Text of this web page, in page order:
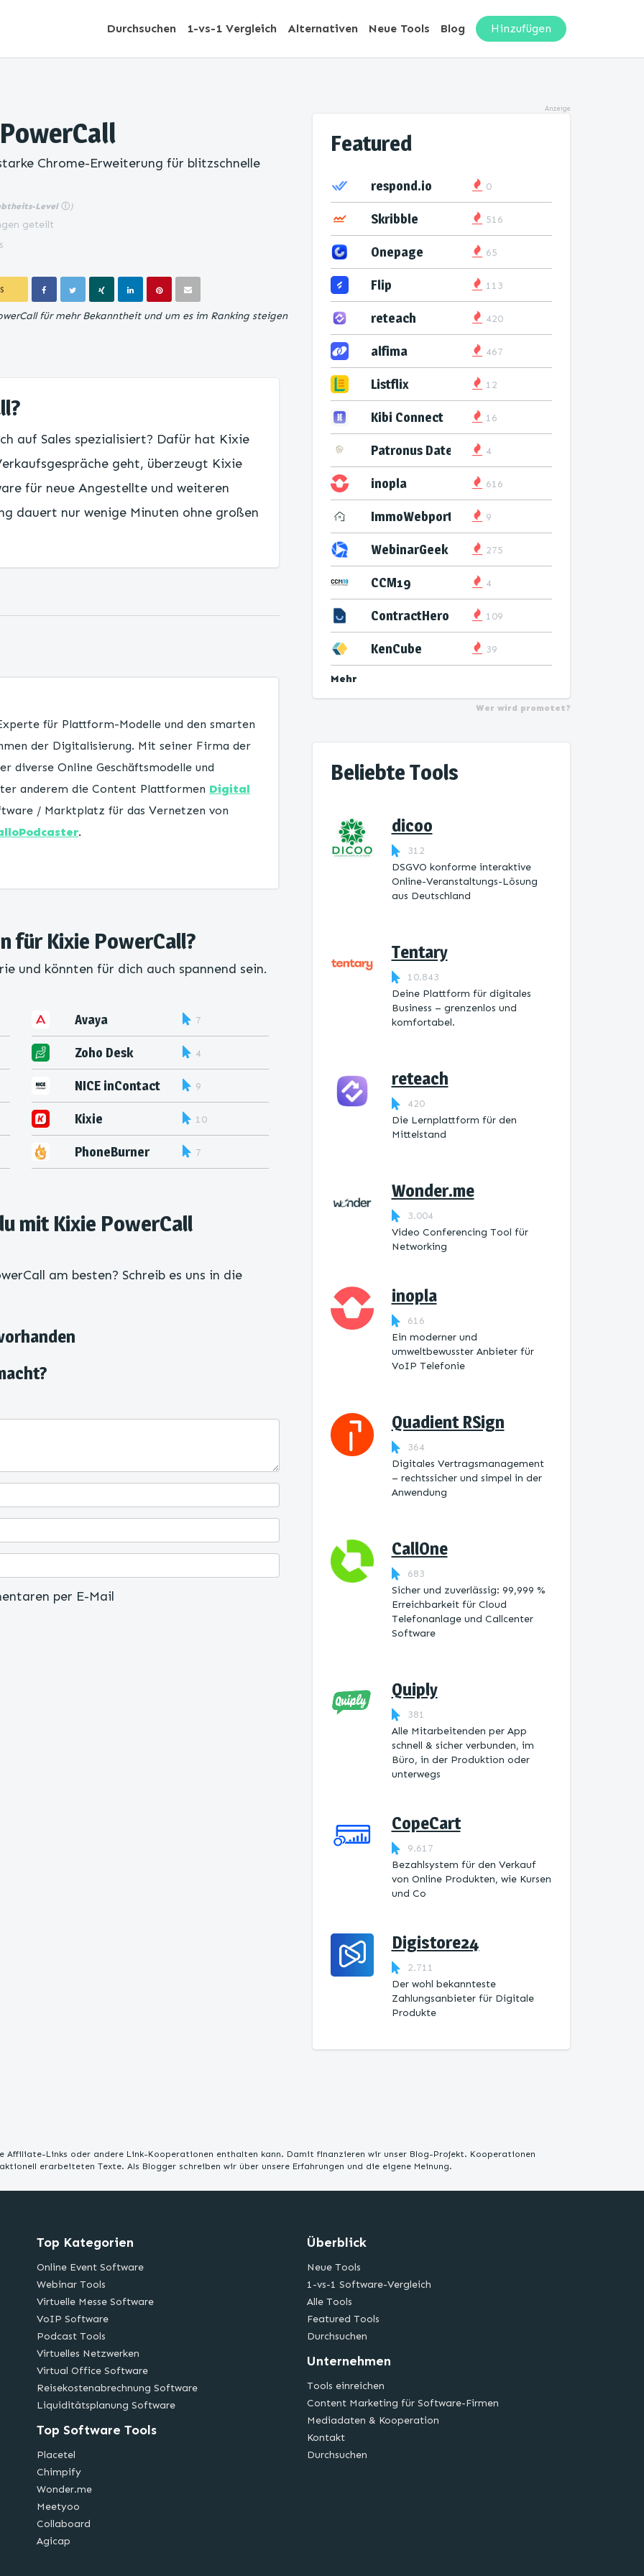
Durchsuchen 1-vs-1 Vergleich Alternativen Neue Tools Blog Hinzufügen
Chrome-Erweiterung für blitzschnelle
Level ⓘ)
geteilt
für mehr Bekanntheit und um es im Ranking steigen
auf Sales spezialisiert? Dafür hat Kixie
geht, überzeugt Kixie
für neue Angestellte und weiteren
dauert nur wenige Minuten ohne großen
für Plattform-Modelle und den smarten
der Digitalisierung. Mit seiner Firma der
diverse Online Geschäftsmodelle und
anderem die Content Plattformen Digital
/ Marktplatz für das Vernetzen von
.
für Kixie PowerCall?
und könnten für dich auch spannend sein.
Avaya 7
Zoho Desk 4
NICE inContact 9
Kixie
PowerCall
10
PhoneBurner 7
mit Kixie PowerCall
am besten? Schreib es uns in die
per E-Mail
Anzeige
Featured
respond.io 0
Skribble 516
Onepage 65
Flip 113
reteach 420
alfima 467
Listflix 12
Kibi Connect 16
Patronus Datenservice
4
inopla 616
ImmoWebport 9
WebinarGeek 275
CCM19 4
ContractHero 109
KenCube 39
Mehr
Wer wird promotet?
Beliebte Tools
dicoo
312
DSGVO konforme interaktive
Online-Veranstaltungs-Lösung
aus Deutschland
Tentary
10.843
Deine Plattform für digitales
Business – grenzenlos und
komfortabel.
reteach
420
Die Lernplattform ​für den
Mittelstand
Wonder.me
3.004
Video Conferencing Tool für
Networking
inopla
616
Ein moderner und
umweltbewusster Anbieter für
VoIP Telefonie
Quadient RSign
364
Digitales Vertragsmanagement
– rechtssicher und simpel in der
Anwendung
CallOne
683
Sicher und zuverlässig: 99,999 %
Erreichbarkeit für Cloud
Telefonanlage und Callcenter
Software
Quiply
381
Alle Mitarbeitenden per App
schnell & sicher verbunden, im
Büro, in der Produktion oder
unterwegs
CopeCart
9.617
Bezahlsystem für den Verkauf
von Online Produkten, wie Kursen
und Co
Digistore24
2.711
Der wohl bekannteste
Zahlungsanbieter für Digitale
Produkte
Affiliate-Links oder andere Link-Kooperationen enthalten kann. Damit finanzieren wir unser Blog-Projekt. Kooperationen
erarbeiteten Texte. Als Blogger schreiben wir über unsere Erfahrungen und die eigene Meinung.
Top Kategorien
Online Event Software
Webinar Tools
Virtuelle Messe Software
VoIP Software
Podcast Tools
Virtuelles Netzwerken
Virtual Office Software
Reisekostenabrechnung Software
Liquiditätsplanung Software
Top Software Tools
Placetel
Chimpify
Wonder.me
Meetyoo
Collaboard
Agicap
Überblick
Neue Tools
1-vs-1 Software-Vergleich
Alle Tools
Featured Tools
Durchsuchen
Unternehmen
Tools einreichen
Content Marketing für Software-Firmen
Mediadaten & Kooperation
Kontakt
Durchsuchen